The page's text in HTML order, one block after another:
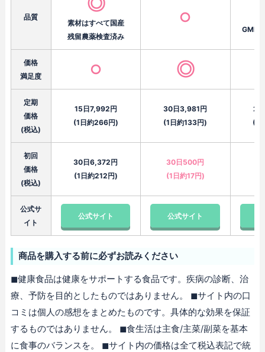
品質
素材はすべて国産
残留農薬検査済み
○
GMP
価格
満足度
○ ◎
定期
価格
(税込)
15日7,992円
(1日約266円)
30日3,981円
(1日約133円)
24
(1
初回
価格
(税込)
30日6,372円
(1日約212円)
30日500円
(1日約17円)
公式サ
イト
公式サイト 公式サイト
商品を購入する前に必ずお読みください
◼︎健康食品は健康をサポートする食品です。疾病の診断、治
療、予防を目的としたものではありません。 ◼︎サイト内の口
コミは個人の感想をまとめたものです。具体的な効果を保証
するものではありません。 ◼︎食生活は主食/主菜/副菜を基本
に食事のバランスを。 ◼︎サイト内の価格は全て税込表記で統